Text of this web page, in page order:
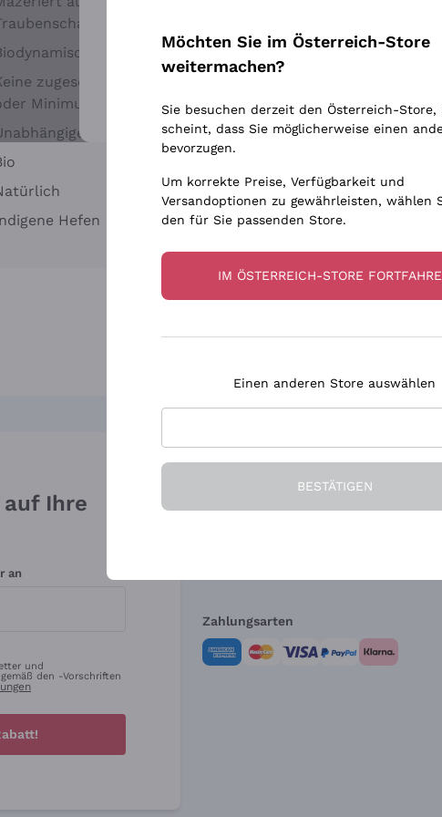
zugesetzten Sulfite
Minimum
Weinbauern
Hefen
Occhipinti Arianna
Biondi Santi
Argiolas
Zenato
Ca' dei Frati
auf Ihre
an
und
den -Vorschriften
Die Firma
Zahlungsarten
Weitere Informationen finden Sie in unserem Datenschutz-
Möchten Sie im Österreich-Store
weitermachen?
Sie besuchen derzeit den Österreich-Store,
scheint, dass Sie möglicherweise einen
bevorzugen.
Um korrekte Preise, Verfügbarkeit und
Versandoptionen zu gewährleisten, wählen
den für Sie passenden Store.
IM ÖSTERREICH-STORE
Einen anderen Store auswählen
BESTÄTIGEN